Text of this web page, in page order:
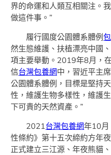
界的命運和人類互相關注。
做這件事。”
履行國度公園體系體例
然生態維護、扶植漂亮中國
項主要舉動。2019年8月，
信台灣包養網中，習近平主
公園體系體例，目標是堅持
性，維護生物多樣性，維護
下可貴的天然資產。”
2021台灣包養網年10月
性條約》第十五次締約方年
正式建立三江源、年夜熊貓